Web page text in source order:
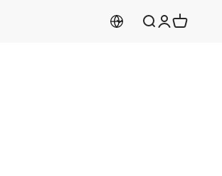
Aramayı aç
HesabımSepeti aç